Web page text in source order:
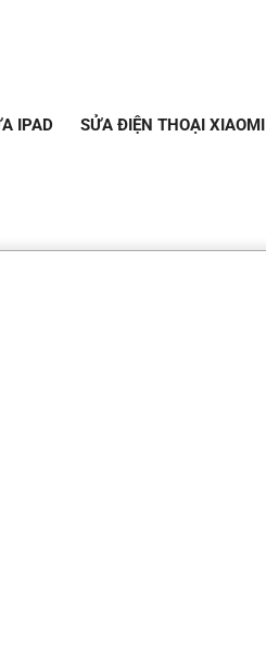
IPAD SỬA ĐIỆN THOẠI XIAOMI